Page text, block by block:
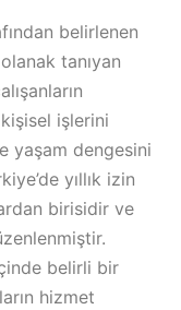
belirlenen
tanıyan
işlerini
yaşam dengesini
yıllık izin
birisidir ve
belirli bir
hizmet